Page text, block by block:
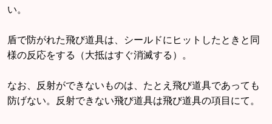
い。
盾で防がれた飛び道具は、シールドにヒットしたときと同
様の反応をする（大抵はすぐ消滅する）。
なお、反射ができないものは、たとえ飛び道具であっても
防げない。反射できない飛び道具は飛び道具の項目にて。